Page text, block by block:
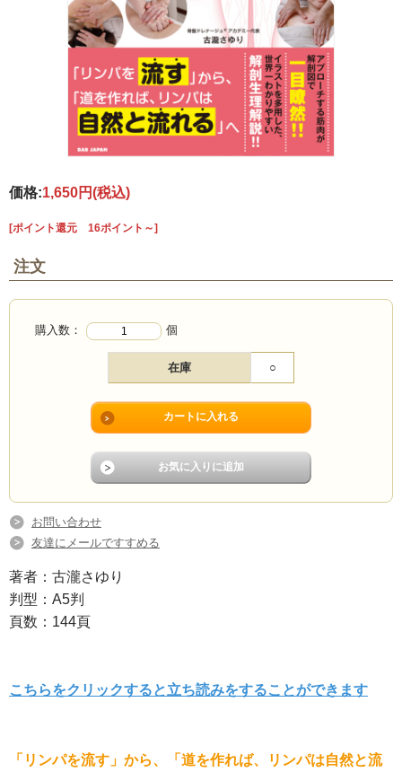
価格:1,650円(税込)
[ポイント還元 16ポイント～]
注文
購入数： 個
在庫 ○
お問い合わせ
友達にメールですすめる
著者：古瀧さゆり
判型：A5判
頁数：144頁
こちらをクリックすると立ち読みをすることができます
「リンパを流す」から、「道を作れば、リンパは自然と流